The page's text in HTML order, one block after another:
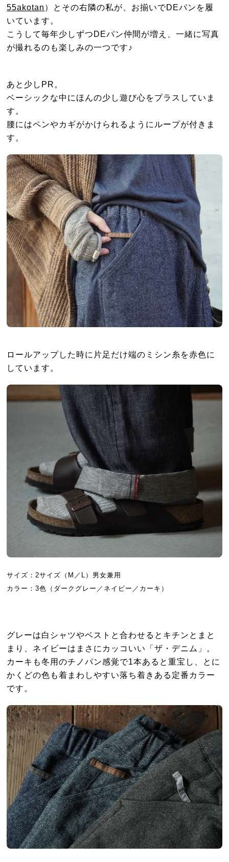
55akotan ）とその右隣の私が、お揃いでDEパンを履
いています。
こうして毎年少しずつDEパン仲間が増え、一緒に写真
が撮れるのも楽しみの一つです♪
あと少しPR。
ベーシックな中にほんの少し遊び心をプラスしていま
す。
腰にはペンやカギがかけられるようにループが付きま
す。
ロールアップした時に片足だけ端のミシン糸を赤色に
しています。
サイズ：2サイズ（M／L）男女兼用
カラー：3色（ダークグレー／ネイビー／カーキ）
グレーは白シャツやベストと合わせるとキチンとまと
まり、ネイビーはまさにカッコいい「ザ・デニム」。
カーキも冬用のチノパン感覚で1本あると重宝し、とに
かくどの色も着まわしやすい落ち着きある定番カラー
です。